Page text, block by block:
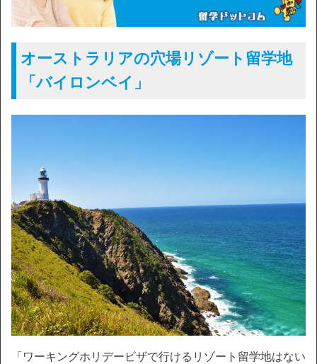
オーストラリアの穴場リゾート留学地
「バイロンベイ」
「ワーキングホリデービザで行けるリゾート留学地はない